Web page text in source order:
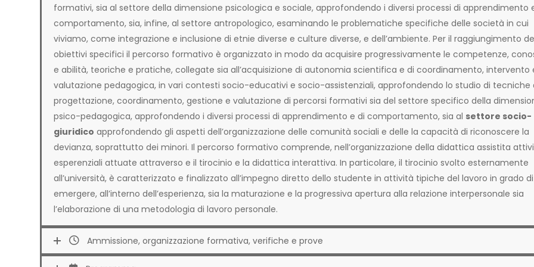
formativi, sia al settore della dimensione psicologica e sociale, approfondendo i diversi processi di apprendimento
comportamento, sia, infine, al settore antropologico, esaminando le problematiche specifiche delle società in cui
viviamo, come integrazione e inclusione di etnie diverse e culture diverse, e dell’ambiente. Per il raggiungimento
obiettivi specifici il percorso formativo è organizzato in modo da acquisire progressivamente le competenze,
e abilità, teoriche e pratiche, collegate sia all’acquisizione di autonomia scientifica e di coordinamento, intervento
valutazione pedagogica, in vari contesti socio-educativi e socio-assistenziali, approfondendo lo studio di tecniche
progettazione, coordinamento, gestione e valutazione di percorsi formativi sia del settore specifico della
psico-pedagogica, approfondendo i diversi processi di apprendimento e di comportamento, sia al settore socio-
giuridico approfondendo gli aspetti dell’organizzazione delle comunità sociali e delle la capacità di riconoscere la
devianza, soprattutto dei minori. Il percorso formativo comprende, nell’organizzazione della didattica assistita
esperenziali attuate attraverso e il tirocinio e la didattica interattiva. In particolare, il tirocinio svolto esternamente
all’università, è caratterizzato e finalizzato all’impegno diretto dello studente in attività tipiche del lavoro in grado
emergere, all’interno dell’esperienza, sia la maturazione e la progressiva apertura alla relazione interpersonale sia
l’elaborazione di una metodologia di lavoro personale.
Ammissione, organizzazione formativa, verifiche e prove